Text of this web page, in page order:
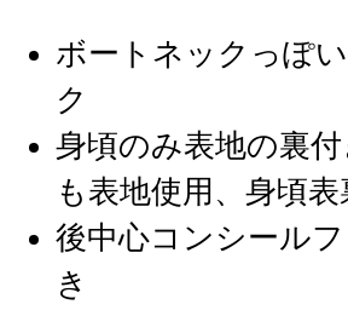
ボートネックっぽ
ク
身頃のみ表地の裏
も表地使用、身頃表
後中心コンシール
き